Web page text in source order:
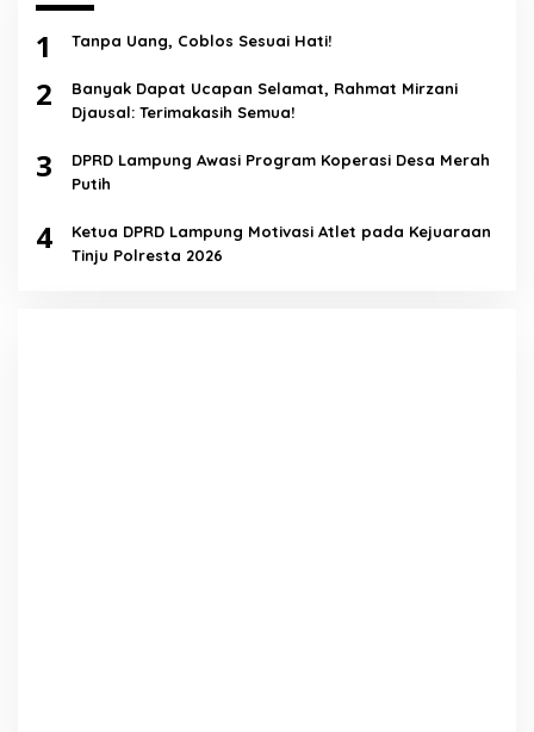
1 Tanpa Uang, Coblos Sesuai Hati!
2
Banyak Dapat Ucapan Selamat, Rahmat Mirzani
Djausal: Terimakasih Semua!
3
DPRD Lampung Awasi Program Koperasi Desa Merah
Putih
4
Ketua DPRD Lampung Motivasi Atlet pada Kejuaraan
Tinju Polresta 2026